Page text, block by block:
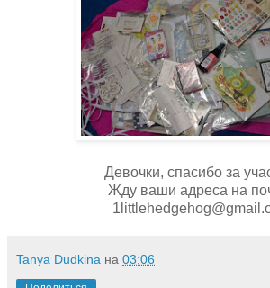
Девочки, спасибо за
Жду ваши адреса на
Tanya Dudkina на 03:06